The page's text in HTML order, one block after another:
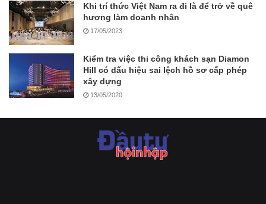
Khi trí thức Việt Nam ra đi là để trở về quê
hương làm doanh nhân
17/05/2023
Kiểm tra việc thi công khách sạn Diamon
Hill có dấu hiệu sai lệch hồ sơ cấp phép
xây dựng
13/05/2020